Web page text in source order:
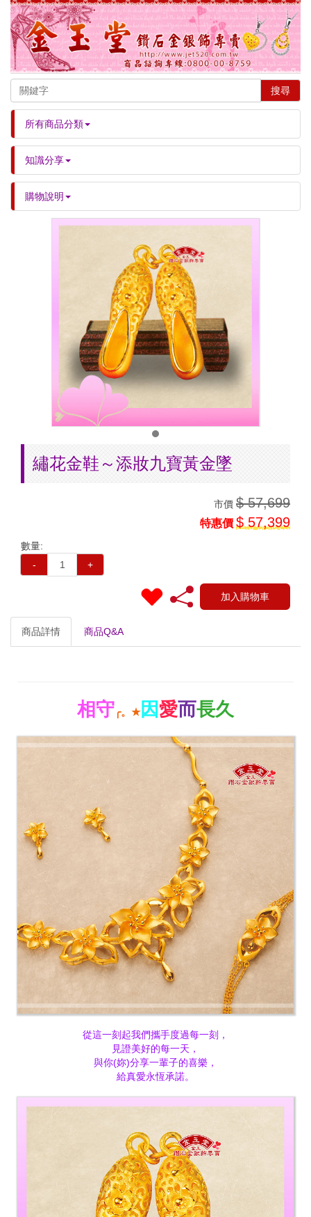
搜尋
所有商品分類
知識分享
購物說明
繡花金鞋～添妝九寶黃金墜
市價 $ 57,699
特惠價 $ 57,399
數量:
-
+
加入購物車
商品詳情 商品Q&A
相守 ╭。 ★因愛而長久
從這一刻起我們攜手度過每一刻，
見證美好的每一天，
與你(妳)分享一輩子的喜樂，
給真愛永恆承諾。